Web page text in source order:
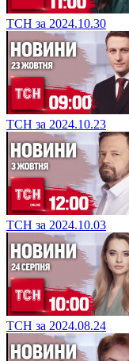
ТСН за 2024.10.30
ТСН за 2024.10.23
ТСН за 2024.10.03
ТСН за 2024.08.24